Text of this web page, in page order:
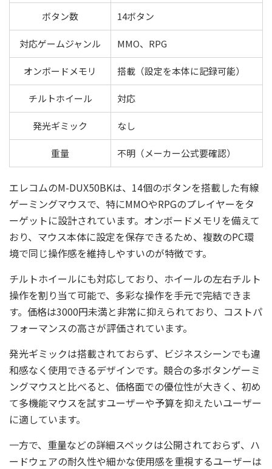
ボタン数 14ボタン
対応ゲームジャンル MMO、RPG
オンボードメモリ 搭載（設定を本体に記録可能）
チルトホイール 対応
発光ギミック なし
重量 不明（メーカー公式要確認）
エレコムのM-DUX50BKは、14個のボタンを搭載した有線
ゲーミングマウスで、特にMMOやRPGのプレイヤーをタ
ーゲットに設計されています。オンボードメモリを備えて
おり、マウス本体に設定を保存できるため、複数のPC環
境で同じ操作感を維持しやすいのが特徴です。
チルトホイールにも対応しており、ホイールの左右チルト
操作を割り当て可能で、多彩な操作を手元で完結できま
す。価格は3000円未満と非常に抑えられており、コストパ
フォーマンスの高さが評価されています。
発光ギミックは搭載されておらず、ビジネスシーンでも違
和感なく使用できるデザインです。競合の多ボタンゲーミ
ングマウスと比べると、価格面での優位性が大きく、初め
て多機能マウスを試すユーザーや予算を抑えたいユーザー
に適しています。
一方で、重量などの詳細スペックは公開されておらず、ハ
ードウェアの耐久性や細かな使用感を重視するユーザーは